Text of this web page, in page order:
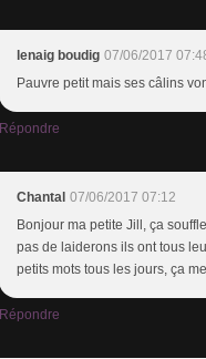
lenaig boudig 07/06/2017
Pauvre petit mais ses câlins
Répondre
Chantal 07/06/2017 07:12
Bonjour ma petite Jill, ça
pas de laiderons ils ont tous
petits mots tous les jours, ça
Répondre